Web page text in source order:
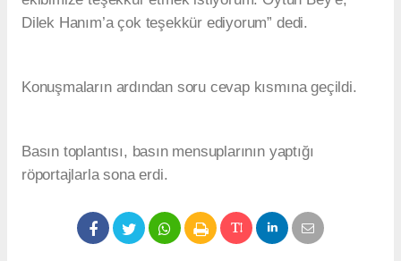
Dilek Hanım’a çok teşekkür ediyorum” dedi.
Konuşmaların ardından soru cevap kısmına geçildi.
Basın toplantısı, basın mensuplarının yaptığı
röportajlarla sona erdi.